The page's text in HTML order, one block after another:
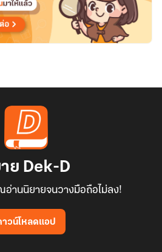
ย Dek-D
อ่านนิยายจนวางมือถือไม่ลง!
าวน์โหลดแอป